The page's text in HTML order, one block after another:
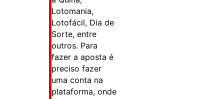
Lotomania,
Lotofácil, Dia de
Sorte, entre
outros. Para
fazer a aposta é
preciso fazer
uma conta na
plataforma, onde